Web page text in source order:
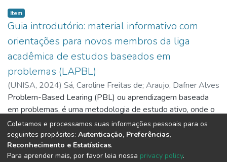
Item
Guia introdutório: material informativo com
orientações para novos membros da liga
acadêmica de estudos baseados em
problemas (LAPBL)
(UNISA, 2024) Sá, Caroline Freitas de; Araujo, Dafner Alves
de;Perobelli, Enzo Kuk de Almeida;Dias, João Carlos
Moreira;Fernandes, Leonardo Marinho ;Maciel, Livia Mazzo;
Silva, Mayara Carolina Ribeiro da;Lima, Gabriel Diogo;Lima,
Andressa de Fátima Kotleski Thomaz de
Problem-Based Learing (PBL) ou aprendizagem baseada
em problemas, é uma metodologia de estudo ativo, onde o
responsável pelo aprendizado é o aluno. Neste modelo, o
professor se presenta apenas como um guia, norteando e
estimulando o aluno. O discente, por sua vez, deve buscar a
resolução do problema, buscando assim a autonomia e
Show more
Coletamos e processamos suas informações pessoais para os
seguintes propósitos: Autenticação, Preferências,
Reconhecimento e Estatísticas.
Para aprender mais, por favor leia nossa privacy policy.